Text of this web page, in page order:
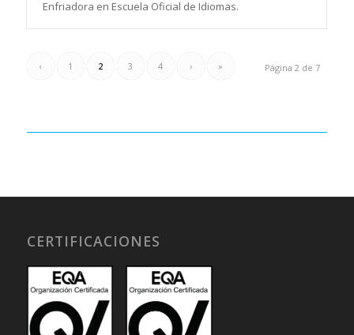
Enfriadora en Escuela Oficial de Idiomas.
Página 2 de 7
‹ 1 2 3 4 › »
CERTIFICACIONES